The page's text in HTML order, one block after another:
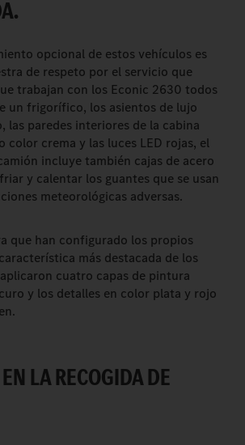
opcional de estos vehículos es
de respeto por el servicio que
trabajan con los Econic 2630 todos
un frigorífico, los asientos de lujo
las paredes interiores de la cabina
color crema y las luces LED rojas, el
incluye también cajas de acero
y calentar los guantes que se usan
meteorológicas adversas.
que han configurado los propios
más destacada de los
cuatro capas de pintura
y los detalles en color plata y rojo
LA RECOGIDA DE